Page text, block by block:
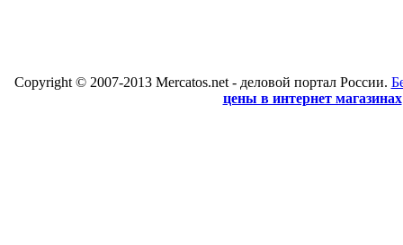
Copyright © 2007-2013 Mercatos.net - деловой портал России.
цены в интернет магазинах